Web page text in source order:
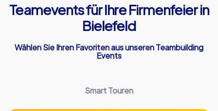
Teamevents für Ihre Firmenfeier in
Bielefeld
Wählen Sie Ihren Favoriten aus unseren Teambuilding
Events
Smart Touren